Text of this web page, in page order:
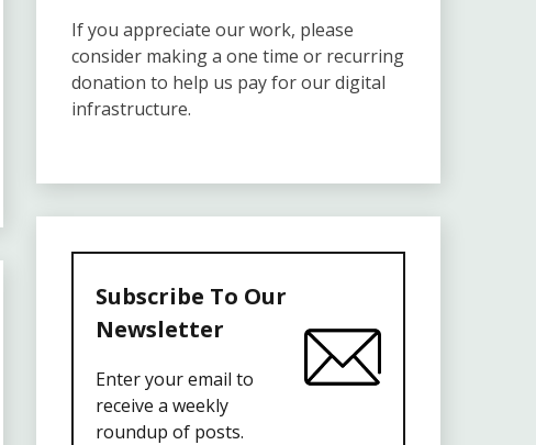
If you appreciate our work, please
consider making a one time or recurring
donation to help us pay for our digital
infrastructure.
Subscribe To Our
Newsletter
Enter your email to
receive a weekly
roundup of posts.